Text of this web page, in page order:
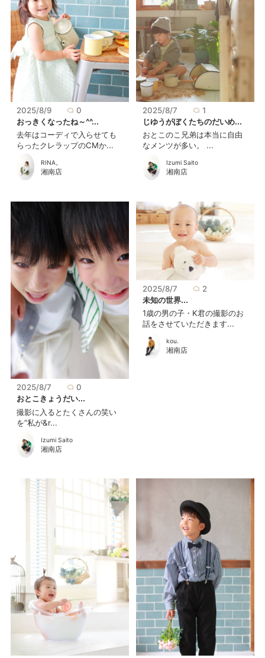
2025/8/9
0
おっきくなったね～^^...
去年はコーディで入らせても
らったクレラップのCMか...
RINA。
湘南店
2025/8/7
1
じゆうがぼくたちのだいめ...
おとこのこ兄弟は本当に自由
なメンツが多い。 ...
Izumi Saito
湘南店
2025/8/7
0
おとこきょうだい...
撮影に入るとたくさんの笑い
を”私が&r...
Izumi Saito
湘南店
2025/8/7
2
未知の世界...
1歳の男の子・K君の撮影のお
話をさせていただきます...
kou.
湘南店